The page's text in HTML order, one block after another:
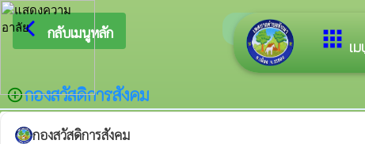
apps เ
arrow_back_ios กลับเมนูหลัก ยินดีต้อ
add_circle_outlineกองสวัสดิการสังคม
กองสวัสดิการสังคม